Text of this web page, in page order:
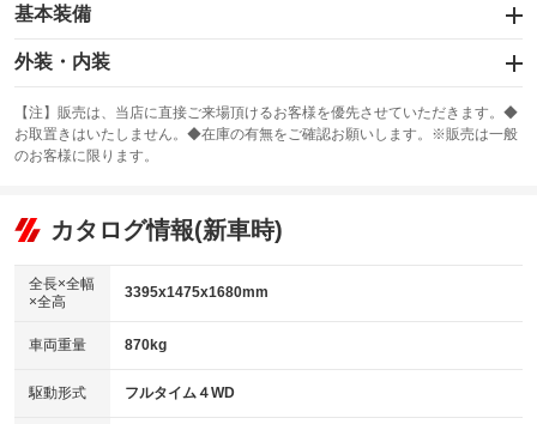
基本装備
エアバッグ：運転席/助手席/サイド
：装備あり
：装備なし
サンルーフ
：装備なし ABS
リフトアップ
：装備なし
：装備あり
パワーウィンドウ
アイドリングストップ
：装備あり
USB入力端子
：装備あり
外装・内装
カーナビ：メモリーナビ他
：装備あり
TV：フルセグ
：装備あり
ビジュアル：-／DVD再生
：装備あり
アルミホイール：15インチ
：装備あり
HID(キセノンライト)
【注】販売は、当店に直接ご来場頂けるお客様を優先させていただきます。◆
お取置きはいたしません。◆在庫の有無をご確認お願いします。※販売は一般
のお客様に限ります。
カタログ情報(新車時)
全長×全幅
×全高
3395x1475x1680mm
車両重量 870kg
駆動形式 フルタイム４WD